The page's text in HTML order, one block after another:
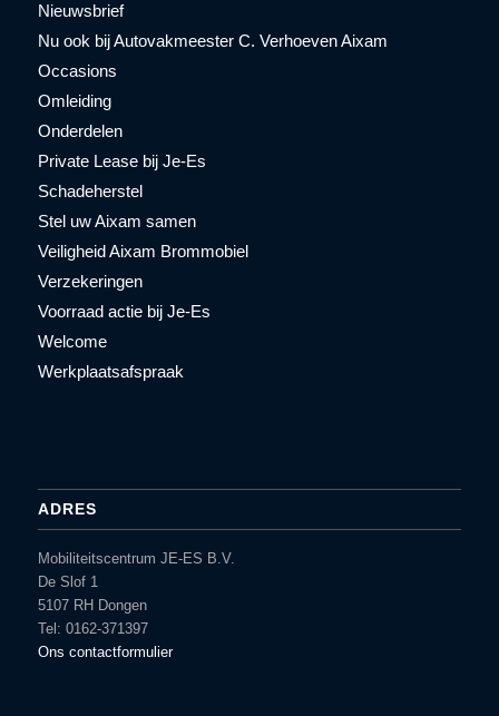
Nieuwsbrief
Nu ook bij Autovakmeester C. Verhoeven Aixam
Occasions
Omleiding
Onderdelen
Private Lease bij Je-Es
Schadeherstel
Stel uw Aixam samen
Veiligheid Aixam Brommobiel
Verzekeringen
Voorraad actie bij Je-Es
Welcome
Werkplaatsafspraak
ADRES
Mobiliteitscentrum JE-ES B.V.
De Slof 1
5107 RH Dongen
Tel: 0162-371397
Ons contactformulier